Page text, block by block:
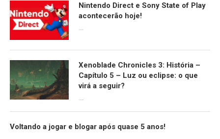
Nintendo Direct e Sony State of Play
acontecerão hoje!
Xenoblade Chronicles 3: História –
Capítulo 5 – Luz ou eclipse: o que
virá a seguir?
Voltando a jogar e blogar após quase 5 anos!